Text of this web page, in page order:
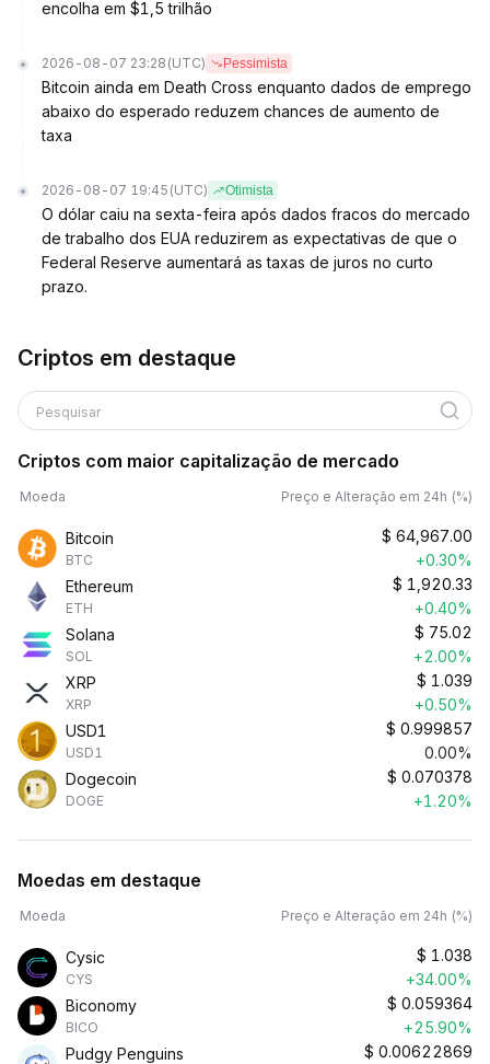
encolha em $1,5 trilhão
2026-08-07 23:28 (UTC) Pessimista
Bitcoin ainda em Death Cross enquanto dados de emprego
abaixo do esperado reduzem chances de aumento de
taxa
2026-08-07 19:45 (UTC) Otimista
O dólar caiu na sexta-feira após dados fracos do mercado
de trabalho dos EUA reduzirem as expectativas de que o
Federal Reserve aumentará as taxas de juros no curto
prazo.
Criptos em destaque
Pesquisar
Criptos com maior capitalização de mercado
Moeda Preço e Alteração em 24h (%)
Bitcoin
BTC
$ 64,967.00
+0.30%
Ethereum
ETH
$ 1,920.33
+0.40%
Solana
SOL
$ 75.02
+2.00%
XRP
XRP
$ 1.039
+0.50%
USD1
USD1
$ 0.999857
0.00%
Dogecoin
DOGE
$ 0.070378
+1.20%
Moedas em destaque
Moeda Preço e Alteração em 24h (%)
Cysic
CYS
$ 1.038
+34.00%
Biconomy
BICO
$ 0.059364
+25.90%
Pudgy Penguins
$ 0.00622869